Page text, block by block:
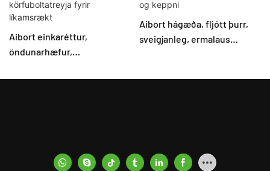
Aibort einkaréttur,
öndunarhæfur,
fljótþornandi
Aibort hágæða, fljótt þurr,
sveigjanleg, ermalaus